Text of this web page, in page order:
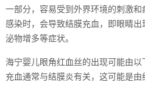
一部分，容易受到外界环境的刺激
感染时，会导致结膜充血，即眼睛
泌物增多等症状。
海宁婴儿眼角红血丝的出现可能由
充血通常与结膜炎有关，这可能是